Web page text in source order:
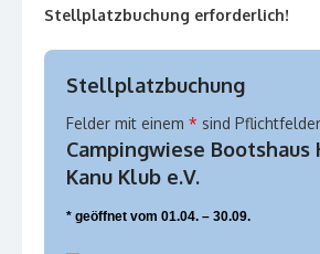
Stellplatzbuchung erforderlich!
Stellplatzbuchung
Felder mit einem * sind Pflichtfelder
Campingwiese Bootshaus
Kanu Klub e.V.
* geöffnet vom 01.04. – 30.09.